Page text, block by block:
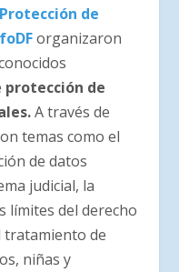
de
organizaron
protección de
A través de
temas como el
de datos
judicial, la
límites del derecho
tratamiento de
niñas y